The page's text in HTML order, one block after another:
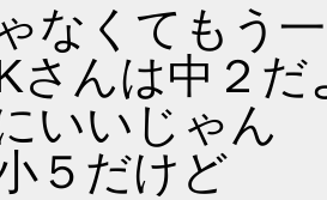
なくてもう
さんは中２
いいじゃん
５だけど